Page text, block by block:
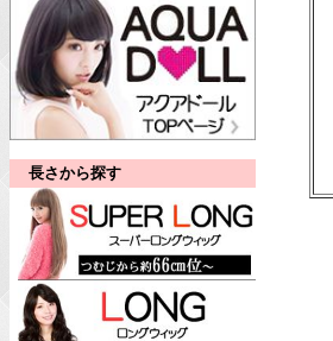
長さから探す